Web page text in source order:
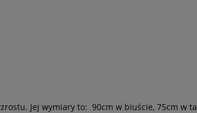
Jej wymiary to: 90cm w biuście, 75cm w